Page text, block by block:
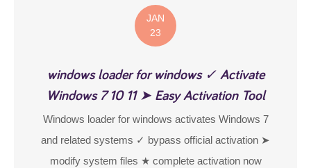
JAN
23
windows loader for windows ✓ Activate
Windows 7 10 11 ➤ Easy Activation Tool
Windows loader for windows activates Windows 7
and related systems ✓ bypass official activation ➤
modify system files ★ complete activation now